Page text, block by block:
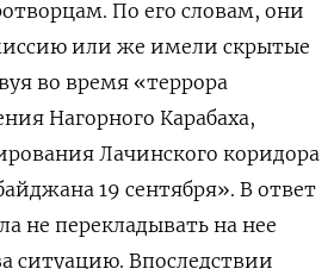
По его словам, они
или же имели скрытые
во время «террора
Нагорного Карабаха,
Лачинского коридора
19 сентября». В ответ
не перекладывать на нее
ситуацию. Впоследствии